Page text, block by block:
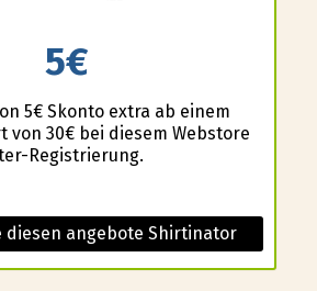
5€
5€ Skonto extra ab einem
von 30€ bei diesem Webstore
Registrierung.
diesen angebote Shirtinator